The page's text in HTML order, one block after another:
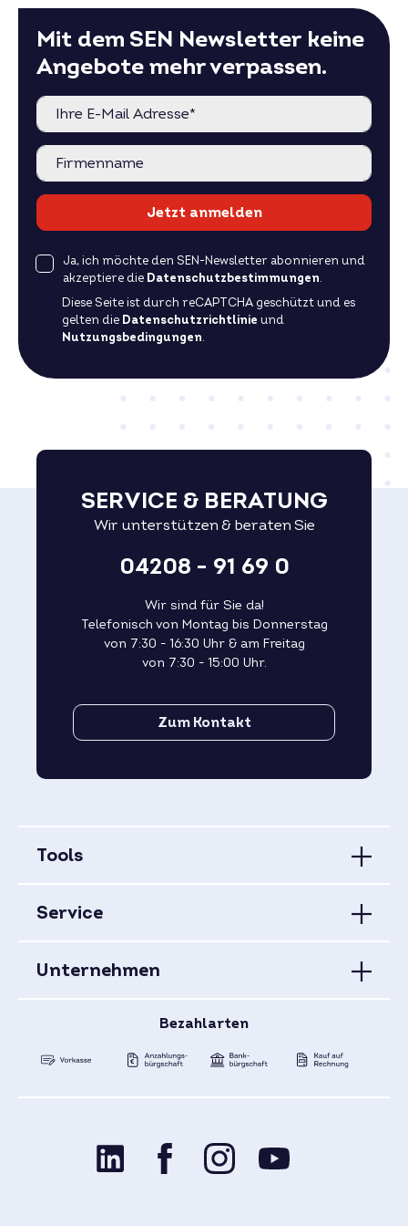
Abmessungen (L x B x H) in mm
1768x1042x40
Rückseitenfolie
weiß
Rahmenfarbe
schwarz
Leistungsgarantie
25 Jahre
Modultyp
Gewicht
18,5 kg
Produktgarantie
Spezifikation siehe aktuelles Datenblatt.
Preis für größere Mengen auf Anfrage –jetzt
anfragen
Mit dem SEN Newsletter keine
Angebote mehr verpassen.
Jetzt anmelden
Ja, ich möchte den SEN-Newsletter abonnieren und
akzeptiere die Datenschutzbestimmungen.
Diese Seite ist durch reCAPTCHA geschützt und es
gelten die Datenschutzrichtlinie und
Nutzungsbedingungen.
SERVICE & BERATUNG
Wir unterstützen & beraten Sie
04208 - 91 69 0
Wir sind für Sie da!
Telefonisch von Montag bis Donnerstag
von 7:30 - 16:30 Uhr & am Freitag
von 7:30 - 15:00 Uhr.
Zum Kontakt
Tools
Service
Unternehmen
Bezahlarten